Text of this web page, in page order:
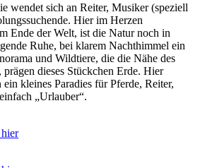
wendet sich an Reiter, Musiker (speziell
Hier im Herzen
Ende der Welt, ist die Natur noch in
Ruhe, bei klarem Nachthimmel ein
und Wildtiere, die die Nähe des
dieses Stückchen Erde. Hier
ein kleines Paradies für Pferde, Reiter,
„Urlauber“.